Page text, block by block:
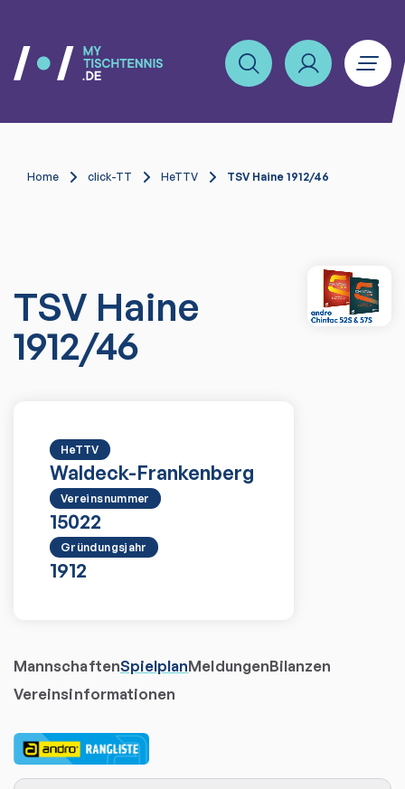
Home click-TT HeTTV TSV Haine 1912/46
TSV Haine
1912/46
HeTTV
Waldeck-Frankenberg
Vereinsnummer
15022
Gründungsjahr
1912
MannschaftenSpielplanMeldungenBilanzen
Vereinsinformationen